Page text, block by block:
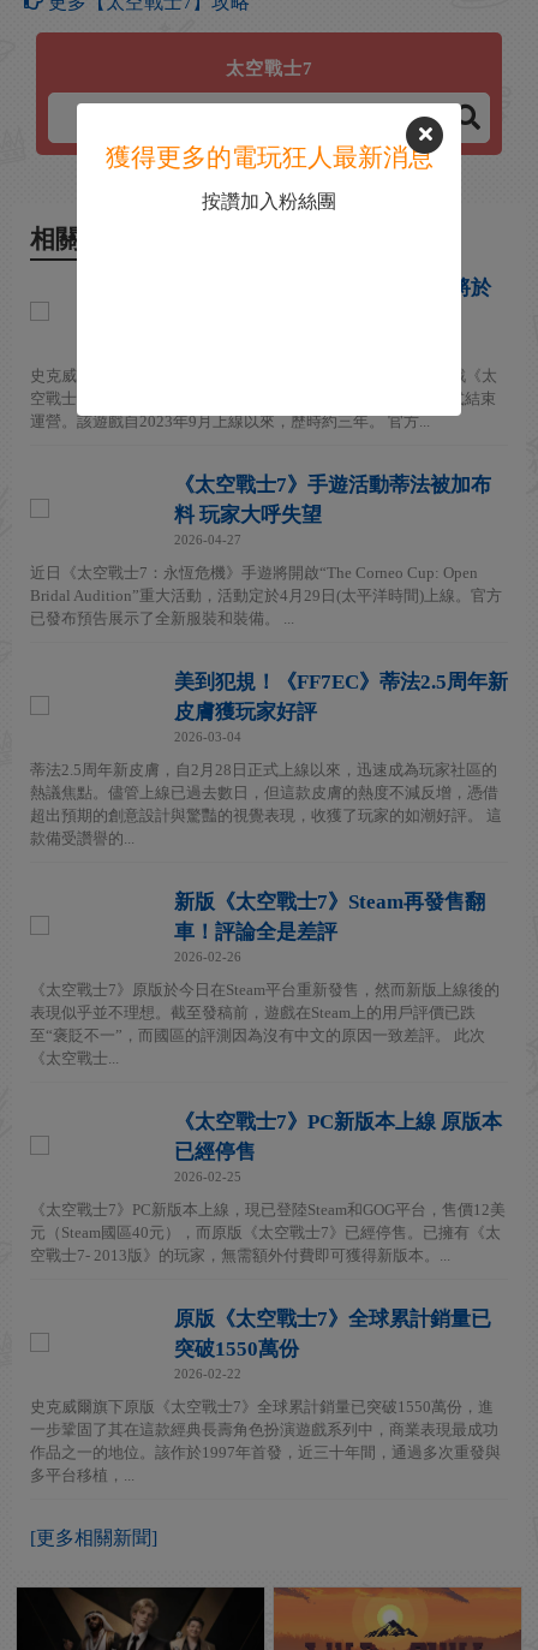
太空戰士7
相關新聞
《太空戰士7：永恆危機》宣布將於
史克威爾艾尼克(Square Enix)今日宣布，旗下手機與PC平台遊戲《太
空戰士7：永恆危機》將於台灣時間2026年10月7日下午2點正式結束
運營。該遊戲自2023年9月上線以來，歷時約三年。 官方...
《太空戰士7》手遊活動蒂法被加布
料 玩家大呼失望
2026-04-27
近日《太空戰士7：永恆危機》手遊將開啟“The Corneo Cup: Open
Bridal Audition”重大活動，活動定於4月29日(太平洋時間)上線。官方
已發布預告展示了全新服裝和裝備。 ...
美到犯規！《FF7EC》蒂法2.5周年新
皮膚獲玩家好評
2026-03-04
蒂法2.5周年新皮膚，自2月28日正式上線以來，迅速成為玩家社區的
熱議焦點。儘管上線已過去數日，但這款皮膚的熱度不減反增，憑借
超出預期的創意設計與驚豔的視覺表現，收獲了玩家的如潮好評。 這
款備受讚譽的...
新版《太空戰士7》Steam再發售翻
車！評論全是差評
2026-02-26
《太空戰士7》原版於今日在Steam平台重新發售，然而新版上線後的
表現似乎並不理想。截至發稿前，遊戲在Steam上的用戶評價已跌
至“褒貶不一”，而國區的評測因為沒有中文的原因一致差評。 此次
《太空戰士...
《太空戰士7》PC新版本上線 原版本
已經停售
2026-02-25
《太空戰士7》PC新版本上線，現已登陸Steam和GOG平台，售價12美
元（Steam國區40元），而原版《太空戰士7》已經停售。已擁有《太
空戰士7- 2013版》的玩家，無需額外付費即可獲得新版本。...
原版《太空戰士7》全球累計銷量已
突破1550萬份
2026-02-22
史克威爾旗下原版《太空戰士7》全球累計銷量已突破1550萬份，進
一步鞏固了其在這款經典長壽角色扮演遊戲系列中，商業表現最成功
作品之一的地位。該作於1997年首發，近三十年間，通過多次重發與
多平台移植，...
[更多相關新聞]
獲得更多的電玩狂人最新消息
按讚加入粉絲團